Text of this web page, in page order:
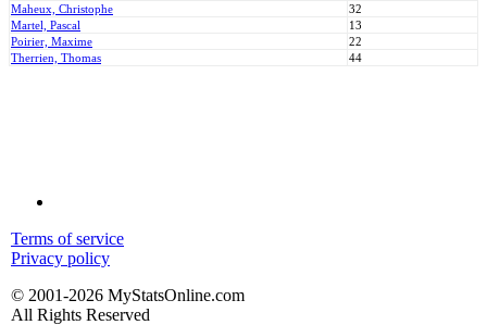
Maheux, Christophe
32
Martel, Pascal
13
Poirier, Maxime
22
Therrien, Thomas
44
Terms of service
Privacy policy
© 2001-2026 MyStatsOnline.com
All Rights Reserved